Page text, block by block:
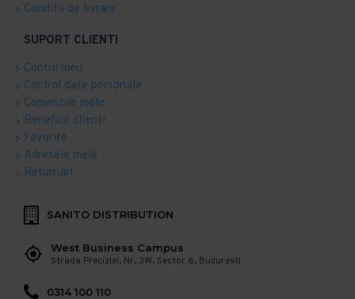
Conditii de livrare
SUPORT CLIENTI
Contul meu
Control date personale
Comenzile mele
Beneficii clienti
Favorite
Adresele mele
Returnari
SANITO DISTRIBUTION
West Business Campus
Strada Preciziei, Nr, 3W, Sector 6, Bucuresti
0314 100 110